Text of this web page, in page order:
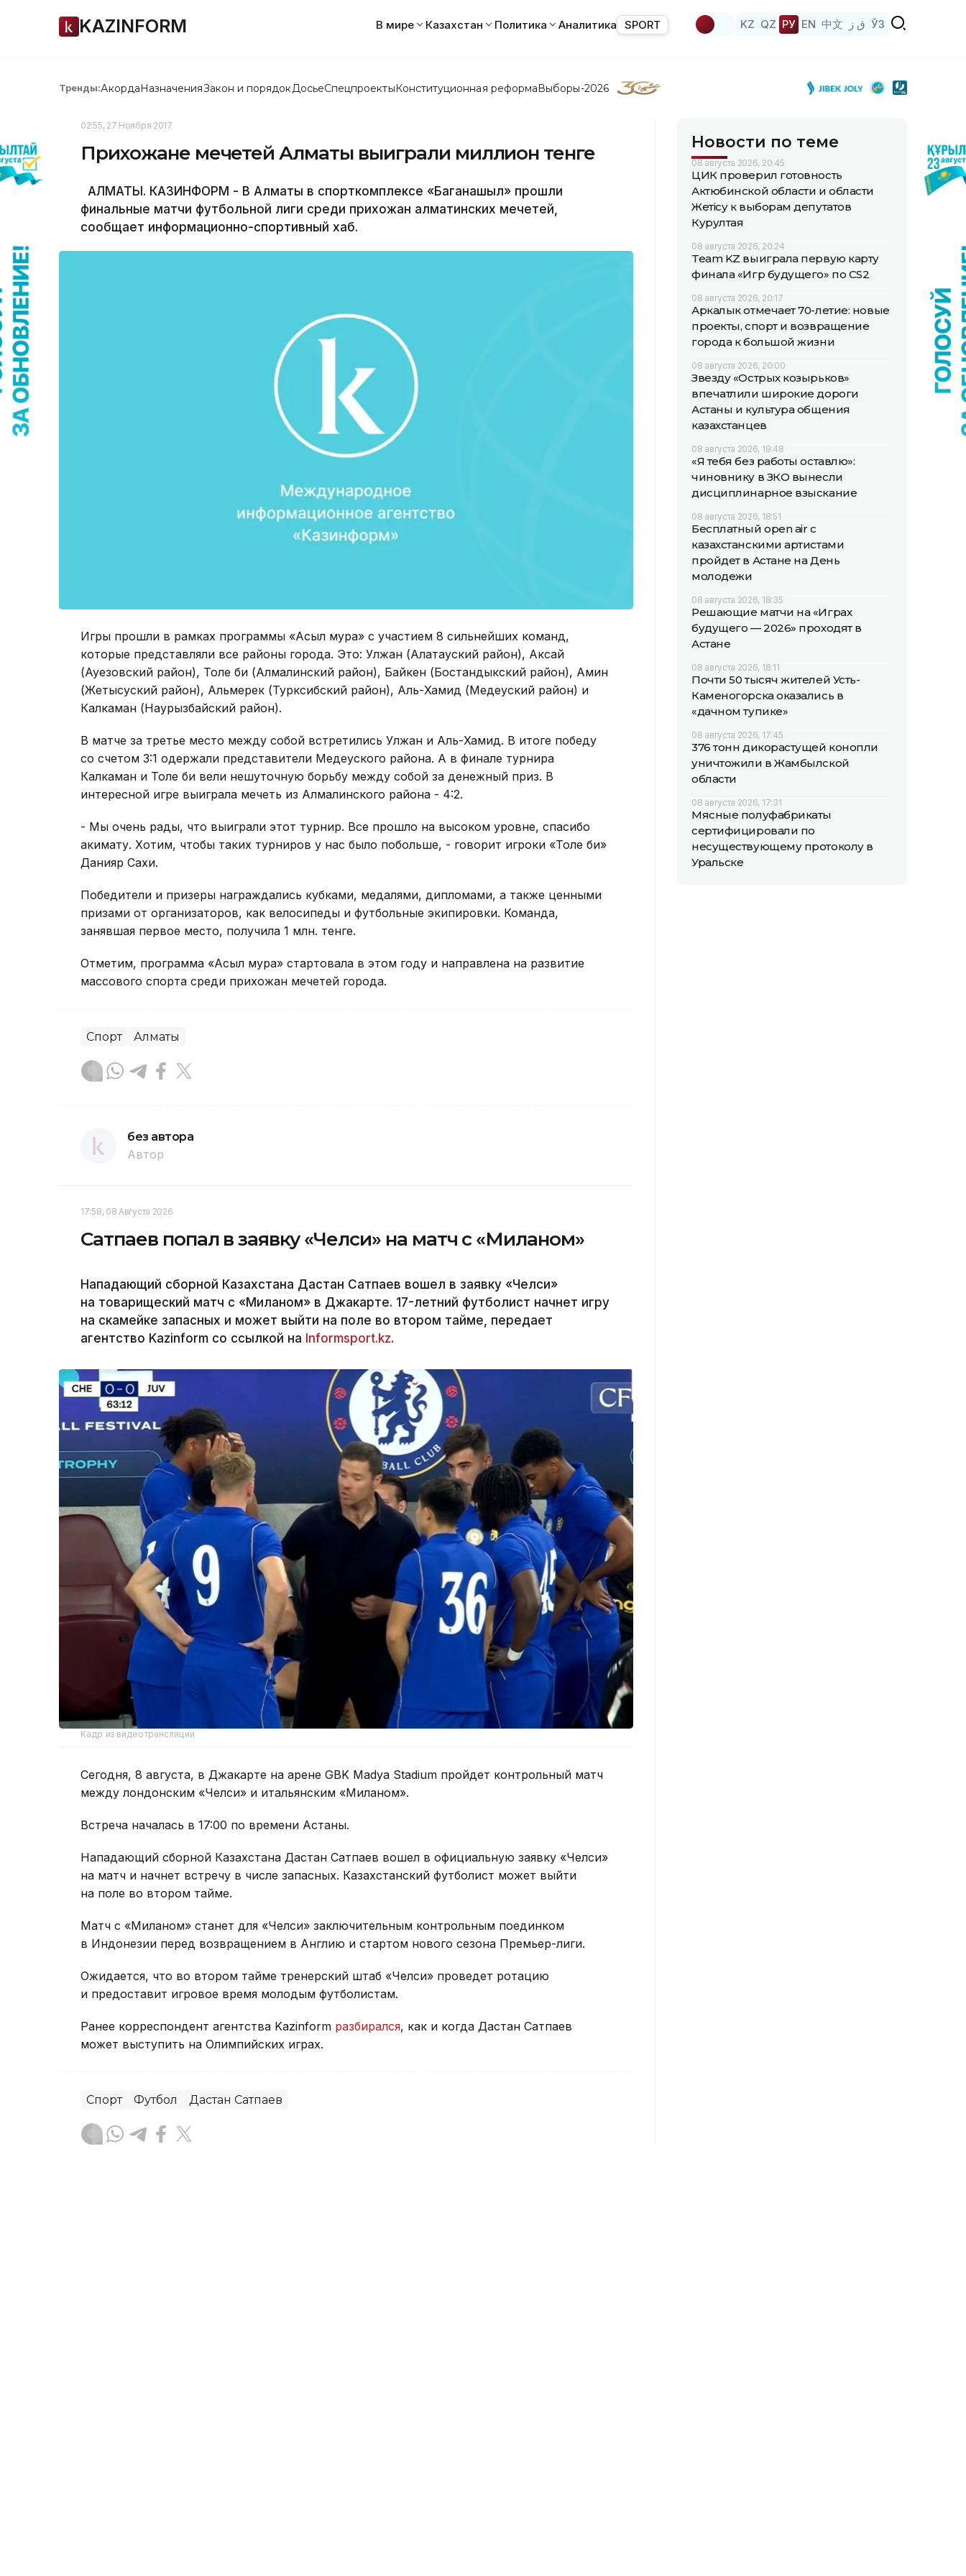
KAZINFORM В мире Казахстан Политика Аналитика SPORT KZ QZ РУ EN 中文 ق ز ЎЗ
Тренды:АкордаНазначенияЗакон и порядок ДосьеСпецпроектыКонституционная реформаВыборы-2026
02:55, 27 Ноября 2017
Прихожане мечетей Алматы выиграли миллион тенге
АЛМАТЫ. КАЗИНФОРМ - В Алматы в спорткомплексе «Баганашыл» прошли
финальные матчи футбольной лиги среди прихожан алматинских мечетей,
сообщает информационно-спортивный хаб.
Игры прошли в рамках программы «Асыл мура» с участием 8 сильнейших команд,
которые представляли все районы города. Это: Улжан (Алатауский район), Аксай
(Ауезовский район), Толе би (Алмалинский район), Байкен (Бостандыкский район), Амин
(Жетысуский район), Альмерек (Турксибский район), Аль-Хамид (Медеуский район) и
Калкаман (Наурызбайский район).
В матче за третье место между собой встретились Улжан и Аль-Хамид. В итоге победу
со счетом 3:1 одержали представители Медеуского района. А в финале турнира
Калкаман и Толе би вели нешуточную борьбу между собой за денежный приз. В
интересной игре выиграла мечеть из Алмалинского района - 4:2.
- Мы очень рады, что выиграли этот турнир. Все прошло на высоком уровне, спасибо
акимату. Хотим, чтобы таких турниров у нас было побольше, - говорит игроки «Толе би»
Данияр Сахи.
Победители и призеры награждались кубками, медалями, дипломами, а также ценными
призами от организаторов, как велосипеды и футбольные экипировки. Команда,
занявшая первое место, получила 1 млн. тенге.
Отметим, программа «Асыл мура» стартовала в этом году и направлена на развитие
массового спорта среди прихожан мечетей города.
Спорт Алматы
без автора
Автор
17:58, 08 Августа 2026
Сатпаев попал в заявку «Челси» на матч с «Миланом»
Нападающий сборной Казахстана Дастан Сатпаев вошел в заявку «Челси»
на товарищеский матч с «Миланом» в Джакарте. 17-летний футболист начнет игру
на скамейке запасных и может выйти на поле во втором тайме, передает
агентство Kazinform со ссылкой на Informsport.kz.
Кадр из видеотрансляции
Сегодня, 8 августа, в Джакарте на арене GBK Madya Stadium пройдет контрольный матч
между лондонским «Челси» и итальянским «Миланом».
Встреча началась в 17:00 по времени Астаны.
Нападающий сборной Казахстана Дастан Сатпаев вошел в официальную заявку «Челси»
на матч и начнет встречу в числе запасных. Казахстанский футболист может выйти
на поле во втором тайме.
Матч с «Миланом» станет для «Челси» заключительным контрольным поединком
в Индонезии перед возвращением в Англию и стартом нового сезона Премьер-лиги.
Ожидается, что во втором тайме тренерский штаб «Челси» проведет ротацию
и предоставит игровое время молодым футболистам.
Ранее корреспондент агентства Kazinform разбирался, как и когда Дастан Сатпаев
может выступить на Олимпийских играх.
Спорт Футбол Дастан Сатпаев
Новости по теме
08 августа 2026, 20:45
ЦИК проверил готовность
Актюбинской области и области
Жетісу к выборам депутатов
Курултая
08 августа 2026, 20:24
Team KZ выиграла первую карту
финала «Игр будущего» по CS2
08 августа 2026, 20:17
Аркалык отмечает 70-летие: новые
проекты, спорт и возвращение
города к большой жизни
08 августа 2026, 20:00
Звезду «Острых козырьков»
впечатлили широкие дороги
Астаны и культура общения
казахстанцев
08 августа 2026, 19:48
«Я тебя без работы оставлю»:
чиновнику в ЗКО вынесли
дисциплинарное взыскание
08 августа 2026, 18:51
Бесплатный open air с
казахстанскими артистами
пройдет в Астане на День
молодежи
08 августа 2026, 18:35
Решающие матчи на «Играх
будущего — 2026» проходят в
Астане
08 августа 2026, 18:11
Почти 50 тысяч жителей Усть-
Каменогорска оказались в
«дачном тупике»
08 августа 2026, 17:45
376 тонн дикорастущей конопли
уничтожили в Жамбылской
области
08 августа 2026, 17:31
Мясные полуфабрикаты
сертифицировали по
несуществующему протоколу в
Уральске